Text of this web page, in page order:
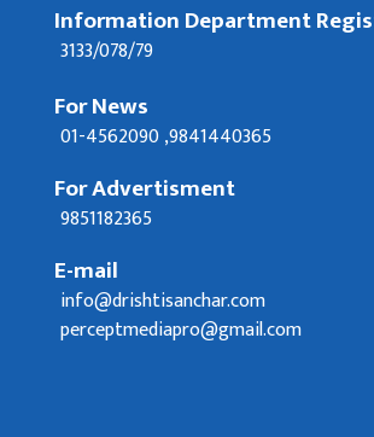
Information Department
3133/078/79
For News
01-4562090 ,9841440365
For Advertisment
9851182365
E-mail
info@drishtisanchar.com
perceptmediapro@gmail.com